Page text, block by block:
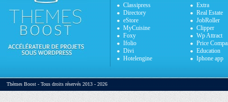
Classipress
Extra
Directory
Real Estate
eStore
JobRoller
MyCuisine
Clipper
Foxy
Wp Attract
Ifolio
Price
Divi
Education
Hotelengine
Iphone app
Thèmes Boost - Tous droits réservés 2013 - 2026